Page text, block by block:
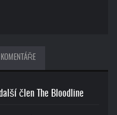
KOMENTÁŘE
člen The Bloodline